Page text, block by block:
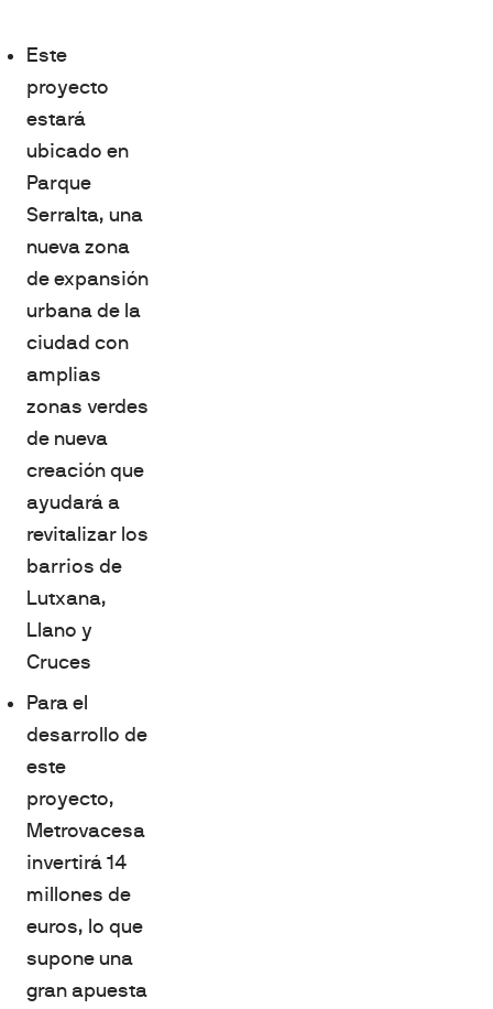
Este
proyecto
estará
ubicado en
Parque
Serralta, una
nueva zona
de expansión
urbana de la
ciudad con
amplias
zonas verdes
de nueva
creación que
ayudará a
revitalizar los
barrios de
Lutxana,
Llano y
Cruces
Para el
desarrollo de
este
proyecto,
Metrovacesa
invertirá 14
millones de
euros, lo que
supone una
gran apuesta